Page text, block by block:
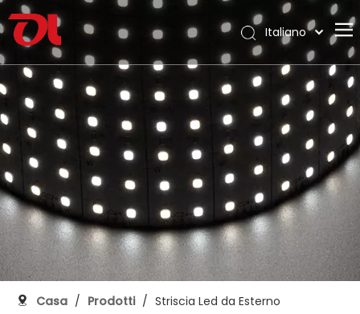
Casa
Chi siamo
Prodotti
Applicazione
Supporto
Scarica
Blog
Contatto
Italiano
العربية
Français
Pусский
Español
Português
Deutsch
日本語
한국어
Nederlands
Casa / Prodotti / Striscia Led da Esterno